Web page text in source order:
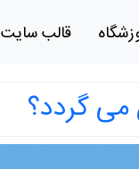
قالب سایت
گردد؟